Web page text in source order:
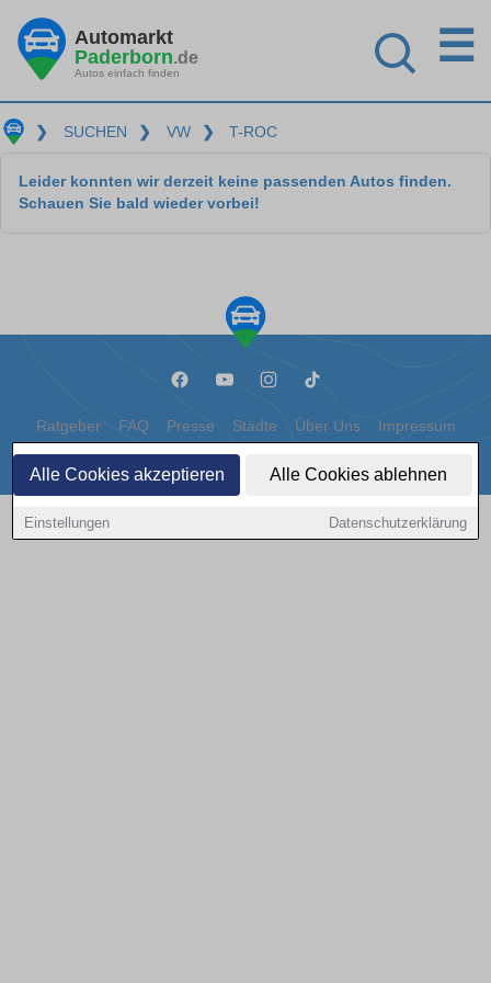
Alle Cookies akzeptieren Alle Cookies ablehnen
Einstellungen Datenschutzerklärung
Automarkt
Paderborn.de
Autos einfach finden
☰
❯ SUCHEN ❯ VW ❯ T-ROC
Leider konnten wir derzeit keine passenden Autos finden.
Schauen Sie bald wieder vorbei!
Ratgeber FAQ Presse Städte Über Uns Impressum
Datenschutz Cookies
Copyright © 2000 - 2026 | 1A Infosysteme GmbH | Content by: 1a-sites-autos